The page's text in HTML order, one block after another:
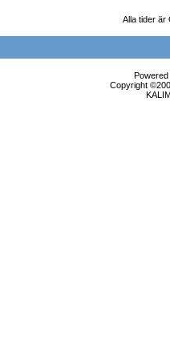
Alla tider är
Copyright